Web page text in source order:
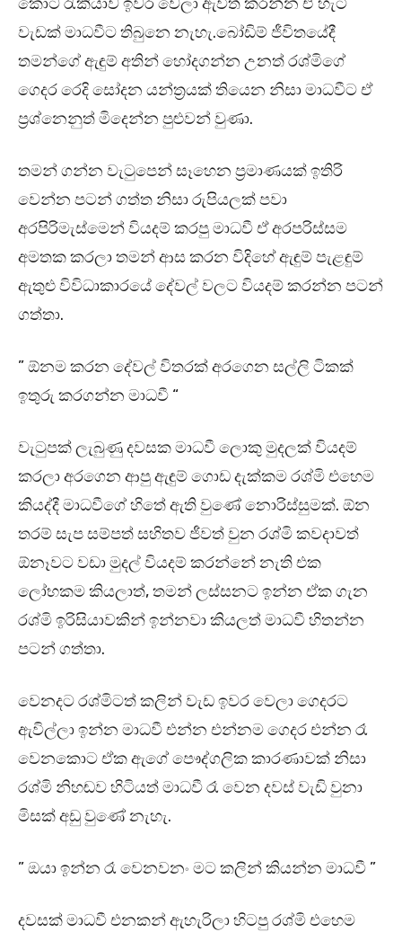
වැඩක් මාධවීට තිබුනෙ නැහැ.බෝඩිම් ජීවිතයේදී
තමන්ගේ ඇඳුම් අතින් හෝදගන්න උනත් රශ්මිගේ
ගෙදර රෙදි සෝදන යන්ත්‍රයක් තියෙන නිසා මාධවීට ඒ
ප්‍රශ්නෙනුත් මිදෙන්න පුළුවන් වුණා.
තමන් ගන්න වැටුපෙන් සෑහෙන ප්‍රමාණයක් ඉතිරි
වෙන්න පටන් ගත්ත නිසා රුපියලක් පවා
අරපිරිමැස්මෙන් වියදම් කරපු මාධවී ඒ අරපරිස්සම
අමතක කරලා තමන් ආස කරන විදිහේ ඇඳුම් පැළඳුම්
ඇතුළු විවිධාකාරයේ දේවල් වලට වියදම් කරන්න පටන්
ගත්තා.
” ඕනම කරන දේවල් විතරක් අරගෙන සල්ලි ටිකක්
ඉතුරු කරගන්න මාධවී “
වැටුපක් ලැබුණු දවසක මාධවී ලොකු මුදලක් වියදම්
කරලා අරගෙන ආපු ඇඳුම් ගොඩ දැක්කම රශ්මි එහෙම
කියද්දී මාධවීගේ හිතේ ඇති වුණේ නොරිස්සුමක්. ඕන
තරම් සැප සම්පත් සහිතව ජීවත් වුන රශ්මි කවදාවත්
ඕනෑවට වඩා මුදල් වියදම් කරන්නේ නැති එක
ලෝභකම කියලාත්, තමන් ලස්සනට ඉන්න ඒක ගැන
රශ්මි ඉරිසියාවකින් ඉන්නවා කියලත් මාධවී හිතන්න
පටන් ගත්තා.
වෙනදට රශ්මිටත් කලින් වැඩ ඉවර වෙලා ගෙදරට
ඇවිල්ලා ඉන්න මාධවී එන්න එන්නම ගෙදර එන්න රෑ
වෙනකොට ඒක ඇගේ පෞද්ගලික කාරණාවක් නිසා
රශ්මි නිහඬව හිටියත් මාධවී රෑ වෙන දවස් වැඩි වුනා
මිසක් අඩු වුණේ නැහැ.
” ඔයා ඉන්න රෑ වෙනවනං මට කලින් කියන්න මාධවී ”
දවසක් මාධවී එනකන් ඇහැරිලා හිටපු රශ්මි එහෙම